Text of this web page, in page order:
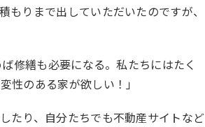
りまで出していただいたのですが、
修繕も必要になる。私たちにはたく
性のある家が欲しい！」
たり、自分たちでも不動産サイトなど